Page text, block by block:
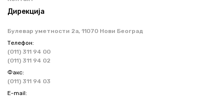
Дирекција
Булевар уметности 2a, 11070 Нови Београд
Телефон:
(011) 311 94 00
(011) 311 94 02
Факс:
(011) 311 94 03
Е-mail: